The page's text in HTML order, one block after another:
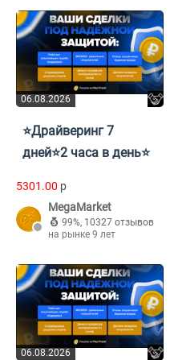
06.08.2026
⭐Драйверинг 7
дней⭐2 часа в день⭐
5301.00 p
MegaMarket
99%, 10327 отзывов
на рынке 9 лет
06.08.2026